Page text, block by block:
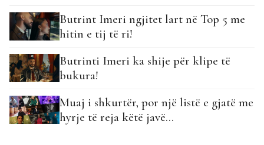
Butrint Imeri ngjitet lart në Top 5 me
hitin e tij të ri!
Butrinti Imeri ka shije për klipe të
bukura!
Muaj i shkurtër, por një listë e gjatë me
hyrje të reja këtë javë…